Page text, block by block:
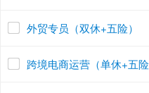
外贸专员（双休+五险）
跨境电商运营（单休+五险